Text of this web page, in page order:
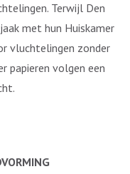
Terwijl Den
met hun Huiskamer
vluchtelingen zonder
papieren volgen een